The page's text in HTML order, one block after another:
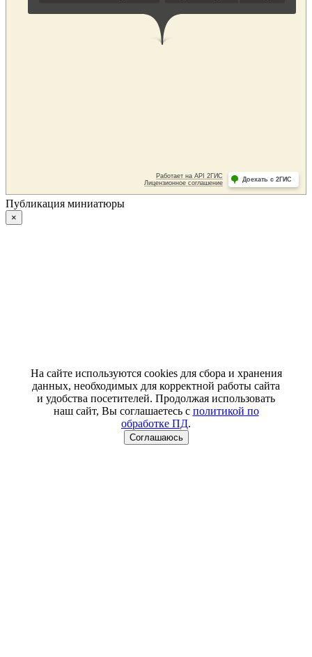
Публикация миниатюры
×
На сайте используются cookies для сбора и хранения
данных, необходимых для корректной работы сайта
и удобства посетителей. Продолжая использовать
наш сайт, Вы соглашаетесь с политикой по
обработке ПД.
Соглашаюсь